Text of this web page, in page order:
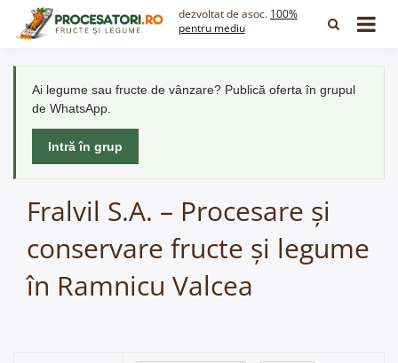
dezvoltat de asoc. 100%
pentru mediu
Ai legume sau fructe de vânzare? Publică oferta în grupul
de WhatsApp.
Intră în grup
Fralvil S.A. – Procesare și
conservare fructe și legume
în Ramnicu Valcea